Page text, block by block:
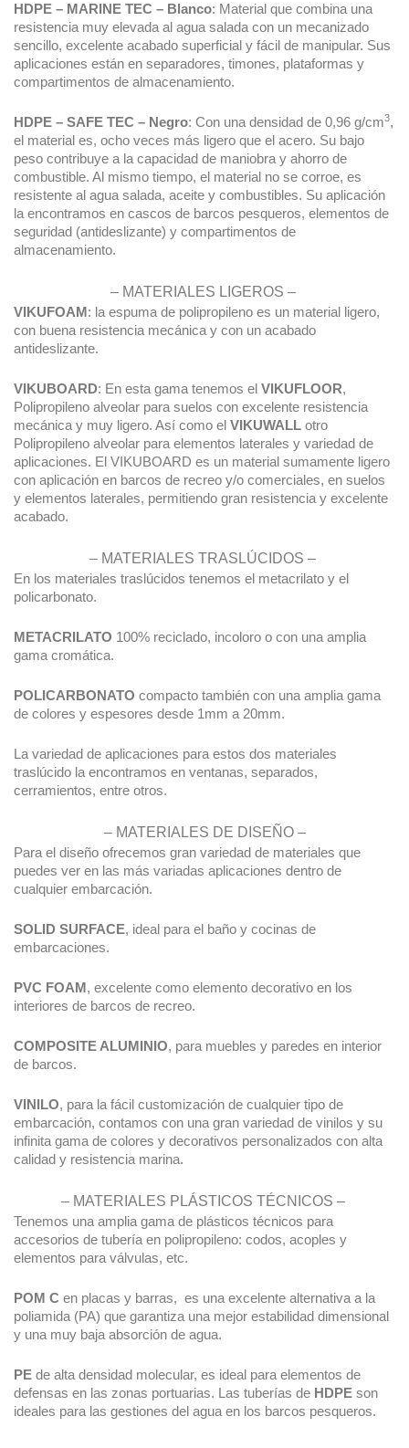
HDPE – MARINE TEC – Blanco: Material que combina una
resistencia muy elevada al agua salada con un mecanizado
sencillo, excelente acabado superficial y fácil de manipular. Sus
aplicaciones están en separadores, timones, plataformas y
compartimentos de almacenamiento.
HDPE – SAFE TEC – Negro: Con una densidad de 0,96 g/cm3,
el material es, ocho veces más ligero que el acero. Su bajo
peso contribuye a la capacidad de maniobra y ahorro de
combustible. Al mismo tiempo, el material no se corroe, es
resistente al agua salada, aceite y combustibles. Su aplicación
la encontramos en cascos de barcos pesqueros, elementos de
seguridad (antideslizante) y compartimentos de
almacenamiento.
– MATERIALES LIGEROS –
VIKUFOAM: la espuma de polipropileno es un material ligero,
con buena resistencia mecánica y con un acabado
antideslizante.
VIKUBOARD: En esta gama tenemos el VIKUFLOOR,
Polipropileno alveolar para suelos con excelente resistencia
mecánica y muy ligero. Así como el VIKUWALL otro
Polipropileno alveolar para elementos laterales y variedad de
aplicaciones. El VIKUBOARD es un material sumamente ligero
con aplicación en barcos de recreo y/o comerciales, en suelos
y elementos laterales, permitiendo gran resistencia y excelente
acabado.
– MATERIALES TRASLÚCIDOS –
En los materiales traslúcidos tenemos el metacrilato y el
policarbonato.
METACRILATO 100% reciclado, incoloro o con una amplia
gama cromática.
POLICARBONATO compacto también con una amplia gama
de colores y espesores desde 1mm a 20mm.
La variedad de aplicaciones para estos dos materiales
traslúcido la encontramos en ventanas, separados,
cerramientos, entre otros.
– MATERIALES DE DISEÑO –
Para el diseño ofrecemos gran variedad de materiales que
puedes ver en las más variadas aplicaciones dentro de
cualquier embarcación.
SOLID SURFACE, ideal para el baño y cocinas de
embarcaciones.
PVC FOAM, excelente como elemento decorativo en los
interiores de barcos de recreo.
COMPOSITE ALUMINIO, para muebles y paredes en interior
de barcos.
VINILO, para la fácil customización de cualquier tipo de
embarcación, contamos con una gran variedad de vinilos y su
infinita gama de colores y decorativos personalizados con alta
calidad y resistencia marina.
– MATERIALES PLÁSTICOS TÉCNICOS –
Tenemos una amplia gama de plásticos técnicos para
accesorios de tubería en polipropileno: codos, acoples y
elementos para válvulas, etc.
POM C en placas y barras, es una excelente alternativa a la
poliamida (PA) que garantiza una mejor estabilidad dimensional
y una muy baja absorción de agua.
PE de alta densidad molecular, es ideal para elementos de
defensas en las zonas portuarias. Las tuberías de HDPE son
ideales para las gestiones del agua en los barcos pesqueros.